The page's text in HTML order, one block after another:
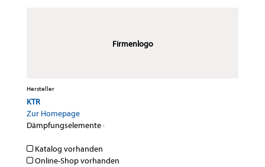
Firmenlogo
Hersteller
KTR
Zur Homepage
Dämpfungselemente·
Katalog vorhanden
Online-Shop vorhanden